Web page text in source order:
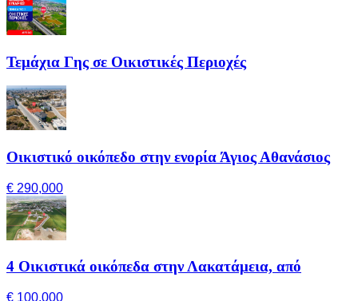
Τεμάχια Γης σε Οικιστικές Περιοχές
Οικιστικό οικόπεδο στην ενορία Άγιος Αθανάσιος
€ 290,000
4 Οικιστικά οικόπεδα στην Λακατάμεια, από
€ 100,000